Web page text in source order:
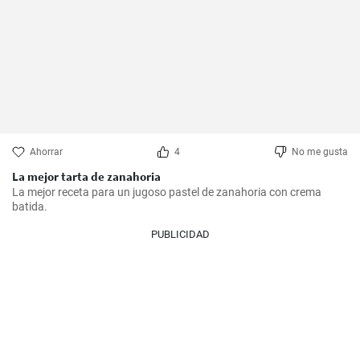
Ahorrar 4 No me gusta
La mejor tarta de zanahoria
La mejor receta para un jugoso pastel de zanahoria con crema
batida.
PUBLICIDAD